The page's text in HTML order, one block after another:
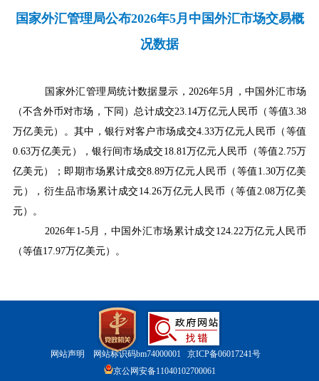
国家外汇管理局公布2026年5月中国外汇市场交易概
况数据
国家外汇管理局统计数据显示， 2026年5月，中国外汇市场
（不含外币对市场，下同）总计成交23.14万亿元人民币（等值3.38
万亿美元）。其中，银行对客户市场成交4.33万亿元人民币（等值
0.63万亿美元），银行间市场成交18.81 万亿元人民币（等值 2.75万
亿美元）；即期市场累计成交8.89万亿元人民币（等值 1.30万亿美
元），衍生品市场累计成交14.26万亿元人民币（等值 2.08万亿美
元）。
2026年1-5月，中国外汇市场累计成交124.22万亿元人民币
（等值17.97万亿美元）。
网站声明 网站标识码bm74000001 京ICP备06017241号
京公网安备11040102700061